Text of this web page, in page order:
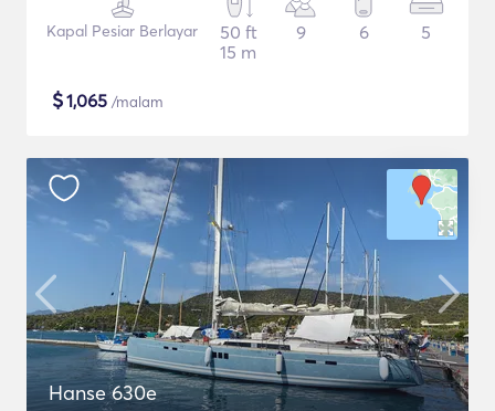
Kapal Pesiar Berlayar
50 ft
15 m
9 6 5
$1,065 /malam
Hanse 630e